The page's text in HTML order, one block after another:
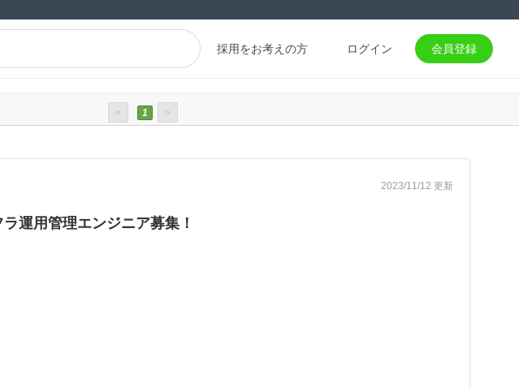
採用をお考えの方 ログイン 会員登録
< 1 >
2023/11/12 更新
運用管理エンジニア募集！